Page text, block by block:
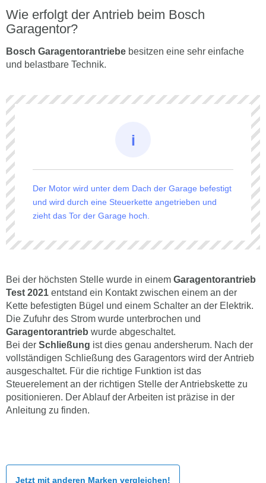
Wie erfolgt der Antrieb beim Bosch
Garagentor?
Bosch Garagentorantriebe besitzen eine sehr einfache
und belastbare Technik.
Der Motor wird unter dem Dach der Garage befestigt
und wird durch eine Steuerkette angetrieben und
zieht das Tor der Garage hoch.
Bei der höchsten Stelle wurde in einem Garagentorantrieb
Test 2021 entstand ein Kontakt zwischen einem an der
Kette befestigten Bügel und einem Schalter an der Elektrik.
Die Zufuhr des Strom wurde unterbrochen und
Garagentorantrieb wurde abgeschaltet.
Bei der Schließung ist dies genau andersherum. Nach der
vollständigen Schließung des Garagentors wird der Antrieb
ausgeschaltet. Für die richtige Funktion ist das
Steuerelement an der richtigen Stelle der Antriebskette zu
positionieren. Der Ablauf der Arbeiten ist präzise in der
Anleitung zu finden.
Jetzt mit anderen Marken vergleichen!